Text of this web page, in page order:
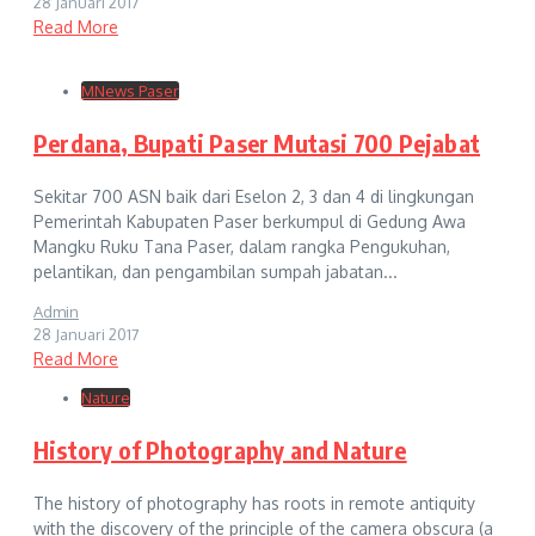
Read More
MNews Paser
Perdana, Bupati Paser Mutasi 700 Pejabat
Sekitar 700 ASN baik dari Eselon 2, 3 dan 4 di lingkungan
Pemerintah Kabupaten Paser berkumpul di Gedung Awa
Mangku Ruku Tana Paser, dalam rangka Pengukuhan,
pelantikan, dan pengambilan sumpah jabatan...
Admin
28 Januari 2017
Read More
Nature
History of Photography and Nature
The history of photography has roots in remote antiquity
with the discovery of the principle of the camera obscura (a